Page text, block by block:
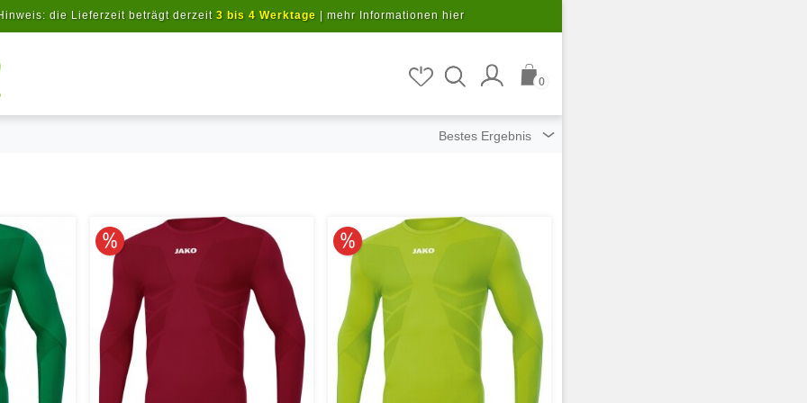
die Lieferzeit beträgt derzeit 3 bis 4 Werktage mehr Informationen hier
0
10% reduziert 10% reduziert